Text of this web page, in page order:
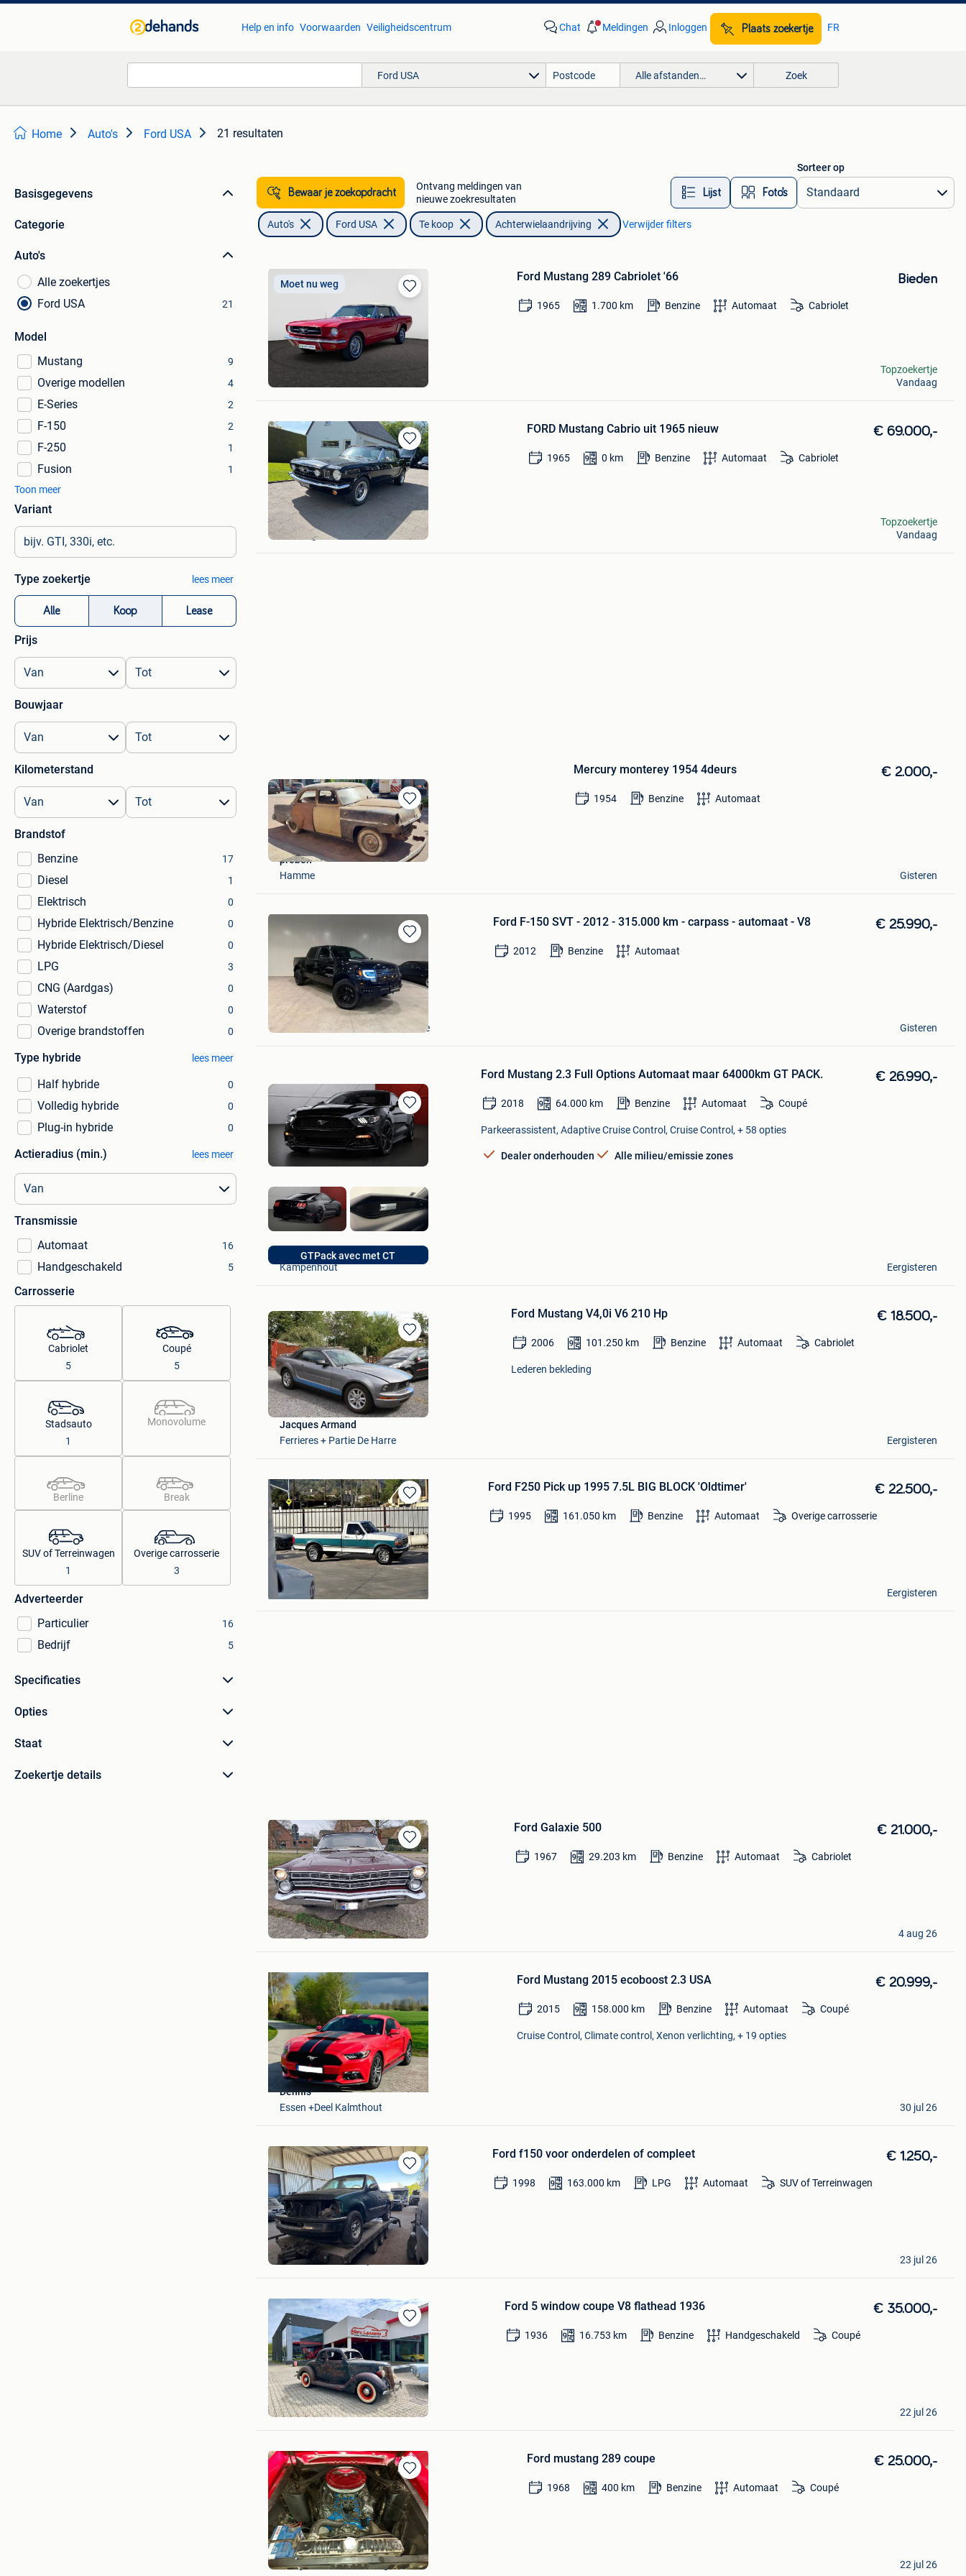
Help en info Voorwaarden Veiligheidscentrum Chat Meldingen Inloggen Plaats zoekertje FR
Ford USA Alle afstanden… Zoek
Home Auto's Ford USA 21 resultaten
Basisgegevens
Categorie
Auto's
Alle zoekertjes
Ford USA
21
Model
Mustang
9
Overige modellen 4
E-Series 2
F-150 2
F-250 1
Fusion
1
Toon meer
Variant
Type zoekertje lees meer
Alle Koop Lease
Prijs
Bouwjaar
Kilometerstand
Brandstof
Benzine
17
Diesel 1
Elektrisch 0
Hybride Elektrisch/Benzine 0
Hybride Elektrisch/Diesel 0
LPG 3
CNG (Aardgas) 0
Waterstof 0
Overige brandstoffen 0
Type hybride lees meer
Half hybride 0
Volledig hybride 0
Plug-in hybride 0
Actieradius (min.) lees meer
Transmissie
Automaat
16
Handgeschakeld 5
Carrosserie
Cabriolet
5
Coupé
5
Stadsauto
1
Monovolume
Berline Break
SUV of Terreinwagen
1
Overige carrosserie
3
Adverteerder
Particulier
16
Bedrijf 5
Specificaties
Opties
Staat
Zoekertje details
Bewaar je zoekopdracht
Ontvang meldingen van
nieuwe zoekresultaten
Lijst Foto’s
Sorteer op
Auto's Ford USA Te koop Achterwielaandrijving Verwijder filters
Bewaren
in
Mijn
Favorieten
Moet nu weg
Ford Mustang 289 Cabriolet '66 Bieden
1965 1.700 km Benzine Automaat Cabriolet
Sandro Spateri
La Louviere
Topzoekertje
Vandaag
Bewaren
in
Mijn
Favorieten
FORD Mustang Cabrio uit 1965 nieuw € 69.000,-
1965 0 km Benzine Automaat Cabriolet
YVES NOEL
Soumagne
Topzoekertje
Vandaag
Bewaren
in
Mijn
Favorieten
Mercury monterey 1954 4deurs € 2.000,-
1954 Benzine Automaat
preben
Hamme
Gisteren
Bewaren
Mijn
Favorieten
Ford F-150 SVT - 2012 - 315.000 km - carpass - automaat - V8 € 25.990,-
2012 Benzine Automaat
PB MOTORS
Oostende Zandvoorde +Oostende
Gisteren
Bewaren
in
Mijn
GTPack avec met CT
Ford Mustang 2.3 Full Options Automaat maar 64000km GT PACK. € 26.990,-
2018 64.000 km Benzine Automaat Coupé
Parkeerassistent, Adaptive Cruise Control, Cruise Control, + 58 opties
Dealer onderhouden Alle milieu/emissie zones
Blessed Drive
Kampenhout
Eergisteren
Bewaren
in
Mijn
Favorieten
Ford Mustang V4,0i V6 210 Hp € 18.500,-
2006 101.250 km Benzine Automaat Cabriolet
Lederen bekleding
Jacques Armand
Ferrieres + Partie De Harre
Eergisteren
Bewaren
in
Mijn
Favorieten
Ford F250 Pick up 1995 7.5L BIG BLOCK 'Oldtimer' € 22.500,-
1995 161.050 km Benzine Automaat Overige carrosserie
California Import
Westerlo
Eergisteren
Bewaren
in
Mijn
Favorieten
Ford Galaxie 500 € 21.000,-
1967 29.203 km Benzine Automaat Cabriolet
Erwin Swennen
Kuringen
4 aug 26
Favorieten
Ford Mustang 2015 ecoboost 2.3 USA € 20.999,-
2015 158.000 km Benzine Automaat Coupé
Cruise Control, Climate control, Xenon verlichting, + 19 opties
Dennis
Essen +Deel Kalmthout
30 jul 26
Bewaren
in
Mijn
Favorieten
Ford f150 voor onderdelen of compleet € 1.250,-
1998 163.000 km LPG Automaat SUV of Terreinwagen
kenneth
Merelbeke+Deel Zwijnaarde
23 jul 26
Bewaren
in
Mijn
Favorieten
Ford 5 window coupe V8 flathead 1936 € 35.000,-
1936 16.753 km Benzine Handgeschakeld Coupé
California Import
Westerlo
22 jul 26
Bewaren
in
Mijn
Favorieten
Ford mustang 289 coupe € 25.000,-
1968 400 km Benzine Automaat Coupé
Pascal Boen
Avelgem& Deel Kluisbergen
22 jul 26